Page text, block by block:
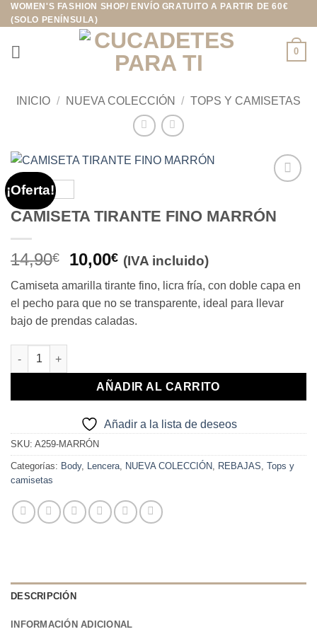
Saltar
al
contenido
WOMEN'S FASHION SHOP/ ENVÍO GRATUITO A PARTIR DE 60€
(SOLO PENÍNSULA)
0
INICIO / NUEVA COLECCIÓN / TOPS Y CAMISETAS
¡Oferta!
a la
lista de
CAMISETA TIRANTE FINO MARRÓN
14,90€
El
original
era:
14,90€.
10,00€El
actual
es:
10,00€.
(IVA incluido)
Camiseta amarilla tirante fino, licra fría, con doble capa en
el pecho para que no se transparente, ideal para llevar
bajo de prendas caladas.
CAMISETA TIRANTE FINO MARRÓN cantidad
AÑADIR AL CARRITO
Añadir a la lista de deseos
SKU: A259-MARRÓN
Categorías: Body, Lencera, NUEVA COLECCIÓN, REBAJAS, Tops y
camisetas
DESCRIPCIÓN
INFORMACIÓN ADICIONAL